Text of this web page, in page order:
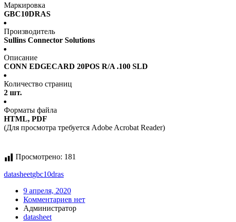
Маркировка
GBC10DRAS
Производитель
Sullins Connector Solutions
Описание
CONN EDGECARD 20POS R/A .100 SLD
Количество страниц
2 шт.
Форматы файла
HTML, PDF
(Для просмотра требуется Adobe Acrobat Reader)
Просмотрено: 181
datasheetgbc10dras
9 апреля, 2020
Комментариев нет
Администратор
datasheet